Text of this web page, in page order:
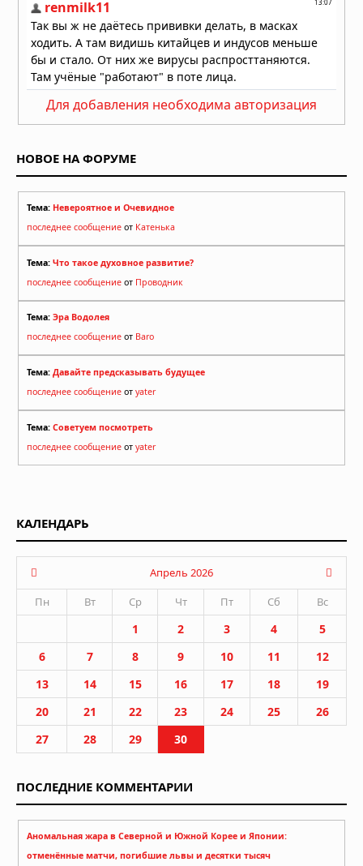
Для добавления необходима авторизация
НОВОЕ НА ФОРУМЕ
Тема: Невероятное и Очевидное
последнее сообщение от Катенька
Тема: Что такое духовное развитие?
последнее сообщение от Проводник
Тема: Эра Водолея
последнее сообщение от Baro
Тема: Давайте предсказывать будущее
последнее сообщение от yater
Тема: Советуем посмотреть
последнее сообщение от yater
КАЛЕНДАРЬ
Апрель 2026
Пн
Вт Ср Чт Пт Сб Вс
1 2 3 4
5
6
7 8 9 10 11
12
13
14 15 16 17 18
19
20
21 22 23 24 25
26
27
28 29 30
ПОСЛЕДНИЕ КОММЕНТАРИИ
Аномальная жара в Северной и Южной Корее и Японии:
отменённые матчи, погибшие львы и десятки тысяч